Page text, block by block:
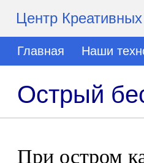
Центр
Главная Наши
Острый
При остром